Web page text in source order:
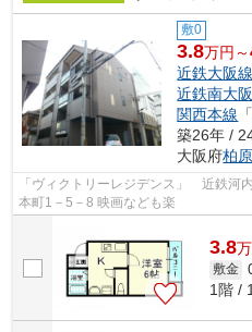
敷0
3.8万円～
近鉄大阪線
近鉄南大
関西本線
築26年 /
大阪府柏
「ヴィクトリーレジデンス」 近鉄河
本町1－5－8 映画なども楽
3.8万
敷金
1階 /